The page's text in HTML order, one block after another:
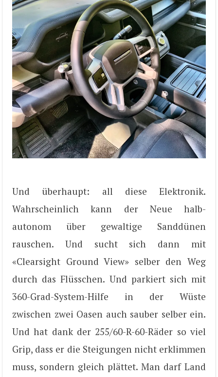
Und überhaupt: all diese Elektronik.
Wahrscheinlich kann der Neue halb-
autonom über gewaltige Sanddünen
rauschen. Und sucht sich dann mit
«Clearsight Ground View» selber den Weg
durch das Flüsschen. Und parkiert sich mit
360-Grad-System-Hilfe in der Wüste
zwischen zwei Oasen auch sauber selber ein.
Und hat dank der 255/60-R-60-Räder so viel
Grip, dass er die Steigungen nicht erklimmen
muss, sondern gleich plättet. Man darf Land